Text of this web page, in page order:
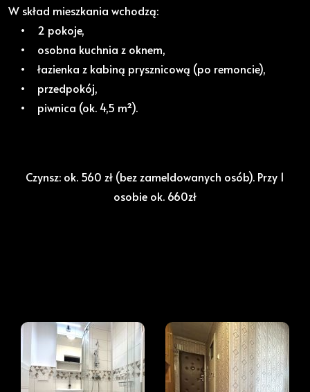
W skład mieszkania wchodzą:
• 2 pokoje,
• osobna kuchnia z oknem,
• łazienka z kabiną prysznicową (po remoncie),
• przedpokój,
• piwnica (ok. 4,5 m²).
Czynsz: ok. 560 zł (bez zameldowanych osób). Przy 1
osobie ok. 660zł